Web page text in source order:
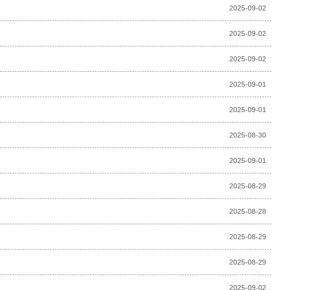
2025-09-02
2025-09-02
2025-09-02
2025-09-01
2025-09-01
2025-08-30
2025-09-01
2025-08-29
2025-08-28
2025-08-29
2025-08-29
2025-09-02